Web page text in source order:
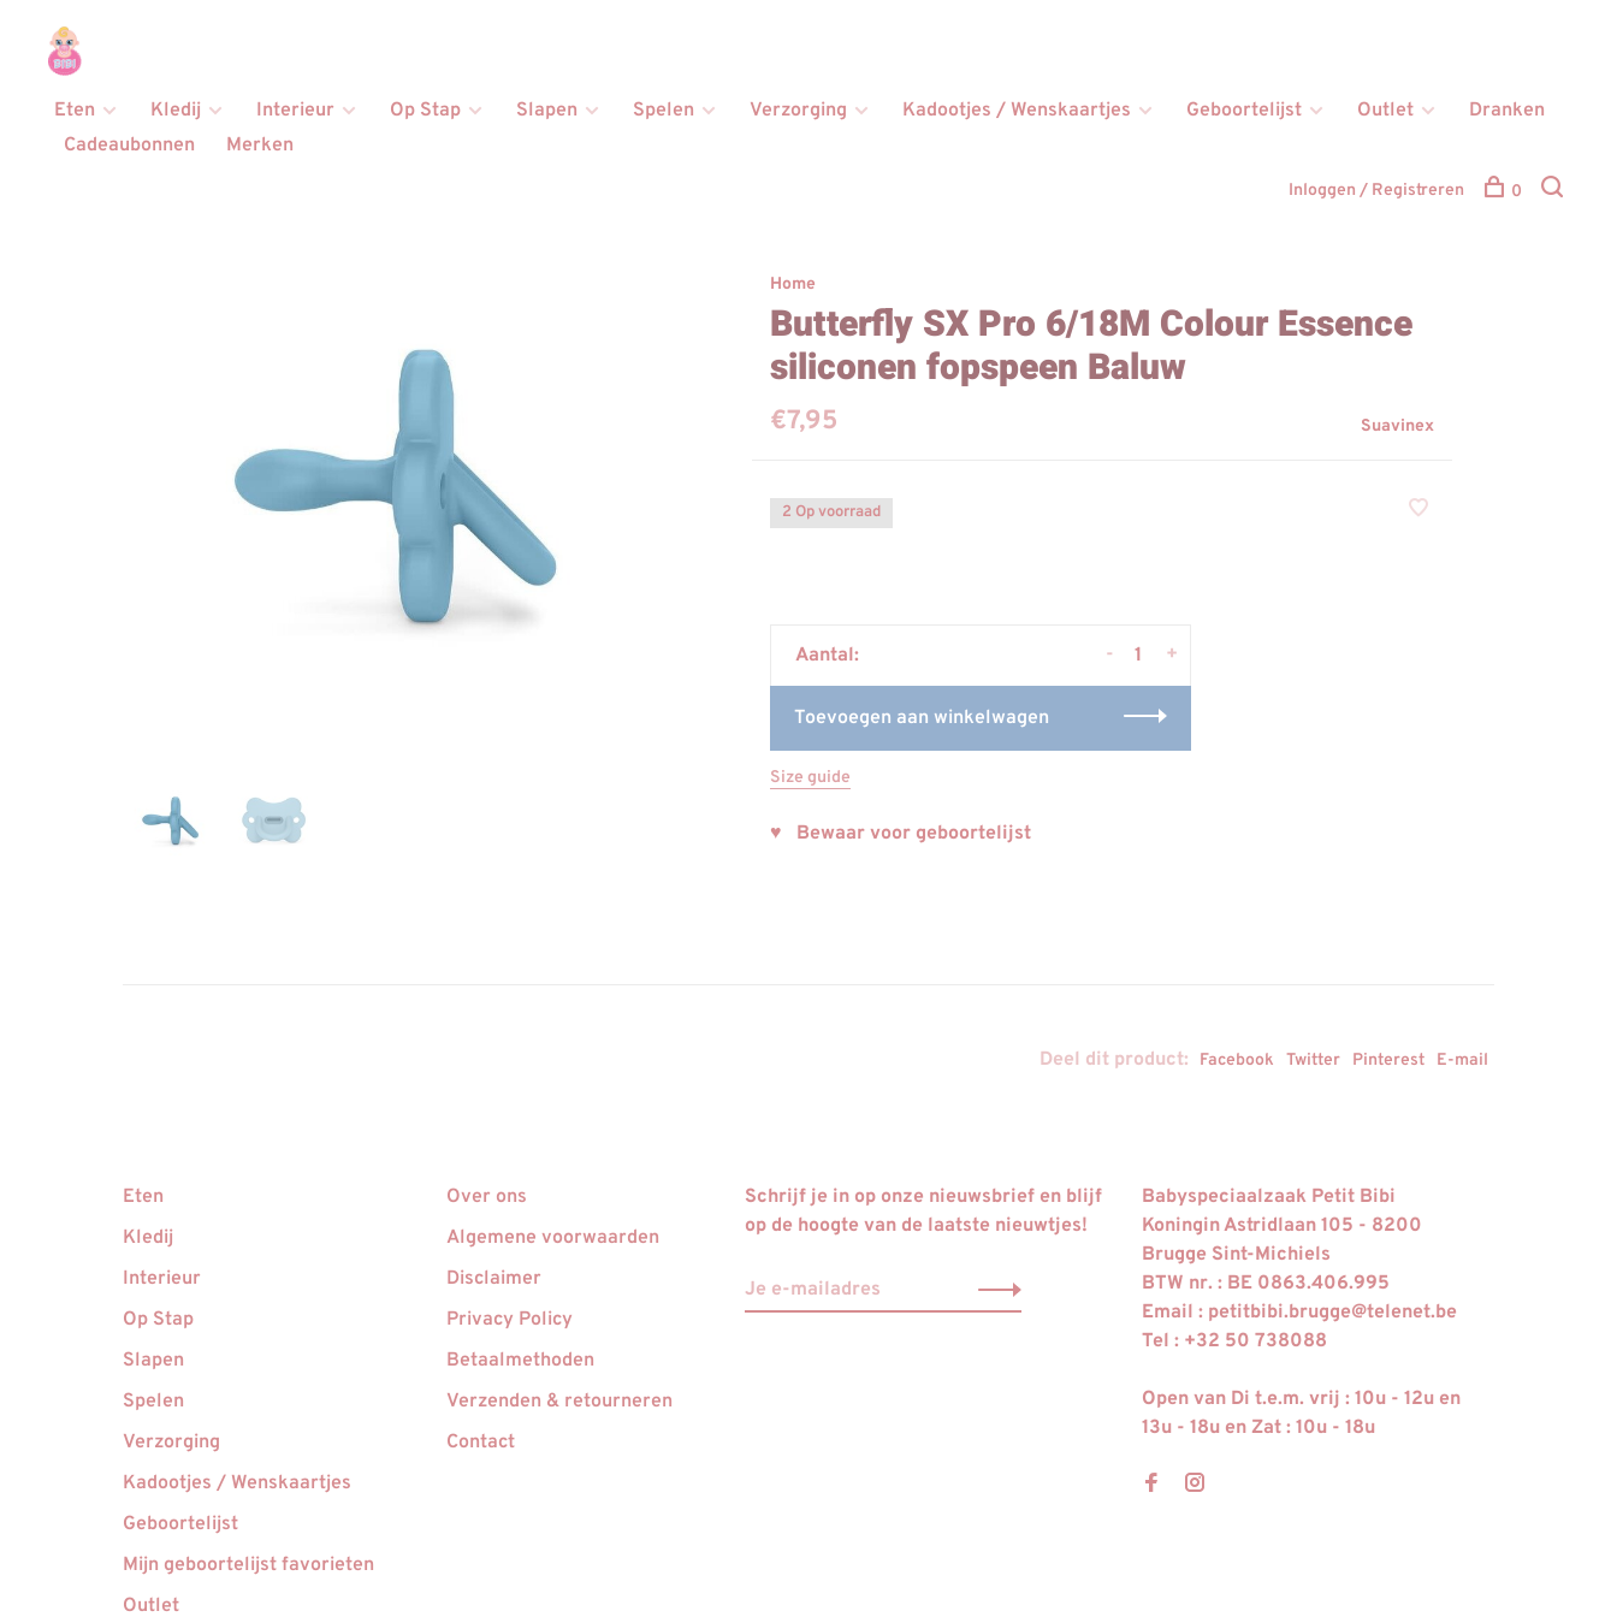
Eten Kledij Interieur Op Stap Slapen Spelen Verzorging Kadootjes / Wenskaartjes Geboortelijst Outlet
Dranken
Cadeaubonnen
Merken
Inloggen / Registreren 0
Home
Butterfly SX Pro 6/18M Colour Essence
siliconen fopspeen Baluw
€7,95 Suavinex
2 Op voorraad
Aantal: +
-
Toevoegen aan winkelwagen
Size guide
♥ Bewaar voor geboortelijst
Deel dit product: Facebook Twitter Pinterest E-mail
Eten
Kledij
Interieur
Op Stap
Slapen
Spelen
Verzorging
Kadootjes / Wenskaartjes
Geboortelijst
Mijn geboortelijst favorieten
Outlet
Over ons
Algemene voorwaarden
Disclaimer
Privacy Policy
Betaalmethoden
Verzenden & retourneren
Contact
Schrijf je in op onze nieuwsbrief en blijf
op de hoogte van de laatste nieuwtjes!
Babyspeciaalzaak Petit Bibi
Koningin Astridlaan 105 - 8200
Brugge Sint-Michiels
BTW nr. : BE 0863.406.995
Email : petitbibi.brugge@telenet.be
Tel : +32 50 738088
Open van Di t.e.m. vrij : 10u - 12u en
13u - 18u en Zat : 10u - 18u